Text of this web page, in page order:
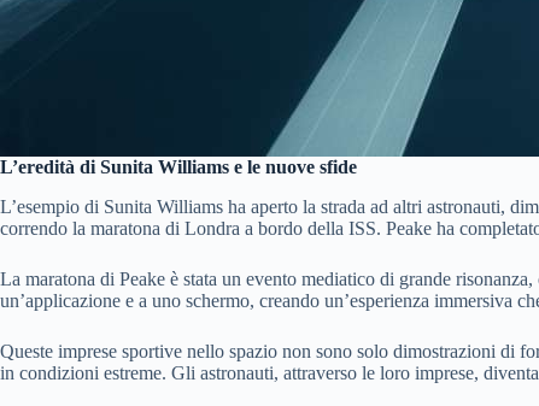
L’eredità di Sunita Williams e le nuove sfide
L’esempio di Sunita Williams ha aperto la strada ad altri astronauti,
correndo la maratona di Londra a bordo della ISS. Peake ha
La maratona di Peake è stata un evento mediatico di grande
un’applicazione e a uno schermo, creando un’esperienza immersiva
Queste imprese sportive nello spazio non sono solo dimostrazioni di
in condizioni estreme. Gli astronauti, attraverso le loro imprese,